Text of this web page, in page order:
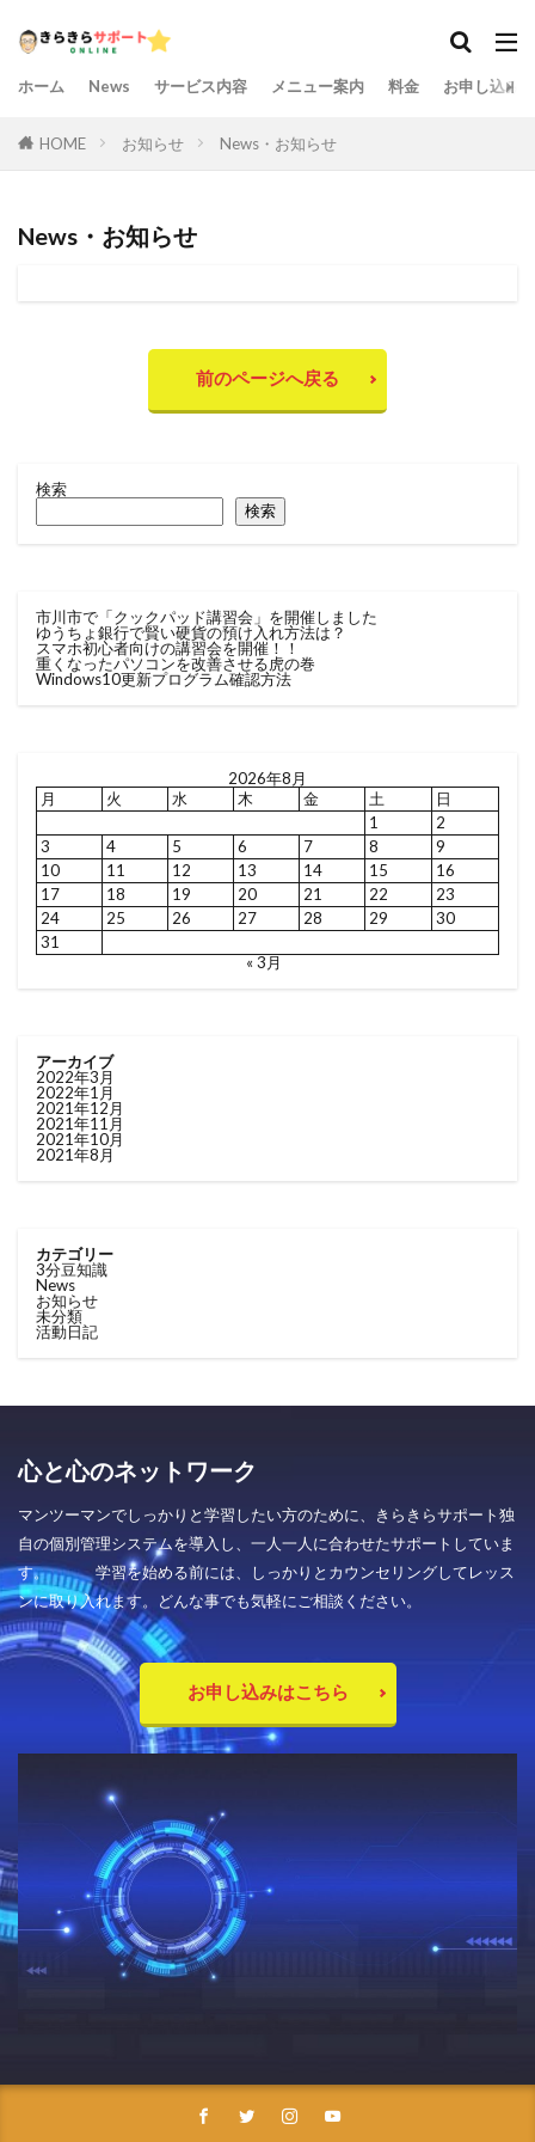
ホーム News サービス内容 メニュー案内 料金 お申し込み
HOME お知らせ News・お知らせ
News・お知らせ
前のページへ戻る
検索
検索
市川市で「クックパッド講習会」を開催しました
ゆうちょ銀行で賢い硬貨の預け入れ方法は？
スマホ初心者向けの講習会を開催！！
重くなったパソコンを改善させる虎の巻
Windows10更新プログラム確認方法
2026年8月
月
火 水 木 金 土
日
1
2
3
4 5 6 7 8
9
10
11 12 13 14 15
16
17
18 19 20 21 22
23
24
25 26 27 28 29
30
31
« 3月
アーカイブ
2022年3月
2022年1月
2021年12月
2021年11月
2021年10月
2021年8月
カテゴリー
3分豆知識
News
お知らせ
未分類
活動日記
心と心のネットワーク
マンツーマンでしっかりと学習したい方のために、きらきらサポート独
自の個別管理システムを導入し、一人一人に合わせたサポートしていま
す。 学習を始める前には、しっかりとカウンセリングしてレッス
ンに取り入れます。どんな事でも気軽にご相談ください。
お申し込みはこちら